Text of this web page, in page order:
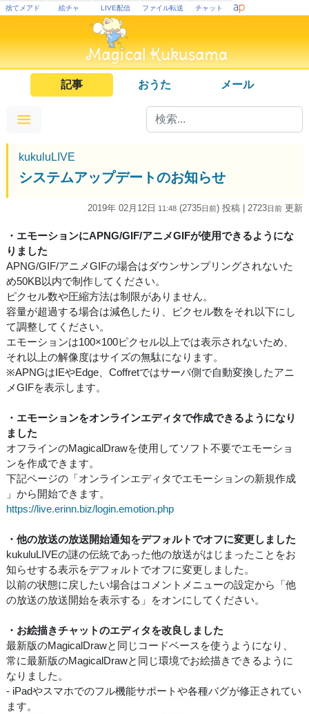
捨てメアド 絵チャ LIVE配信 ファイル転送 チャット
記事 おうた メール
kukuluLIVE
システムアップデートのお知らせ
2019年 02月12日 11:48 (2735日前) 投稿 | 2723日前 更新
・エモーションにAPNG/GIF/アニメGIFが使用できるようにな
りました
APNG/GIF/アニメGIFの場合はダウンサンプリングされないた
め50KB以内で制作してください。
ピクセル数や圧縮方法は制限がありません。
容量が超過する場合は減色したり、ピクセル数をそれ以下にし
て調整してください。
エモーションは100×100ピクセル以上では表示されないため、
それ以上の解像度はサイズの無駄になります。
※APNGはIEやEdge、Coffretではサーバ側で自動変換したアニ
メGIFを表示します。
・エモーションをオンラインエディタで作成できるようになり
ました
オフラインのMagicalDrawを使用してソフト不要でエモーショ
ンを作成できます。
下記ページの「オンラインエディタでエモーションの新規作成
」から開始できます。
https://live.erinn.biz/login.emotion.php
・他の放送の放送開始通知をデフォルトでオフに変更しました
kukuluLIVEの謎の伝統であった他の放送がはじまったことをお
知らせする表示をデフォルトでオフに変更しました。
以前の状態に戻したい場合はコメントメニューの設定から「他
の放送の放送開始を表示する」をオンにしてください。
・お絵描きチャットのエディタを改良しました
最新版のMagicalDrawと同じコードベースを使うようになり、
常に最新版のMagicalDrawと同じ環境でお絵描きできるように
なりました。
- iPadやスマホでのフル機能サポートや各種バグが修正されてい
ます。